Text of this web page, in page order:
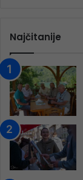
Najčitanije